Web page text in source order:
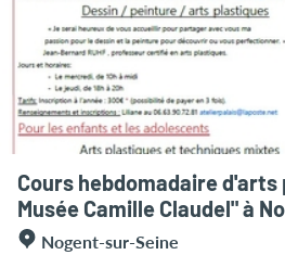
Cours hebdomadaire d'arts
Musée Camille Claudel" à
Nogent-sur-Seine